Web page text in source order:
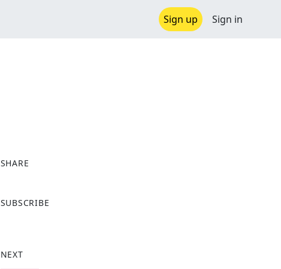
Sign up Sign in
SHARE
a
o
SUBSCRIBE
NEXT